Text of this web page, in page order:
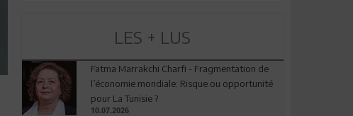
LES + LUS
Fatma Marrakchi Charfi - Fragmentation de
l’économie mondiale: Risque ou opportunité
pour La Tunisie ?
10.07.2026